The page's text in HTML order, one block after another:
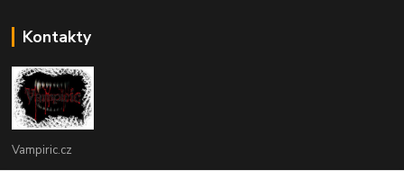
Kontakty
Vampiric.cz